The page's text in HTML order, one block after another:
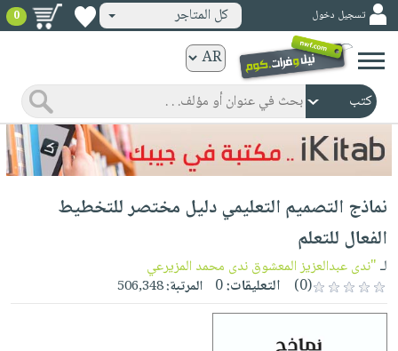
ورقية
المواضيع
صدر
حديثاً
الأكثر
مبيعاً
جوائز
شحن
مخفض
عروض
كتب
الكترونية
الرئيسية
صدر
حديثاً
الأكثر
مبيعاً
صوتية
الصفحة
الرئيسية
masmu3
أطفال
تسجيل دخول كل المتاجر 0
نماذج التصميم التعليمي دليل مختصر للتخطيط
الفعال للتعلم
لـ"ندى عبدالعزيز المعشوق ندى محمد المزيرعي
(0)
التعليقات:0 المرتبة:506,348